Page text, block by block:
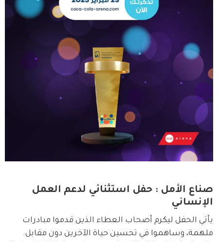
صناع الأمل : حفل استثنائي لدعم العمل
الإنساني
يأتي الحفل ليكرم أصحاب العطاء الذين قدموا مبادرات
ملهمة، وساهموا في تحسين حياة الآخرين دون مقابل.